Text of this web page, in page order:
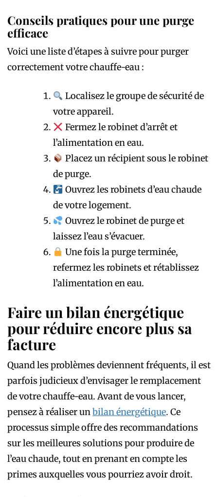
Conseils pratiques pour une purge
efficace
Voici une liste d’étapes à suivre pour purger
correctement votre chauffe-eau :
Localisez le groupe de sécurité de
votre appareil.
Fermez le robinet d’arrêt et
l’alimentation en eau.
Placez un récipient sous le robinet
de purge.
Ouvrez les robinets d’eau chaude
de votre logement.
Ouvrez le robinet de purge et
laissez l’eau s’évacuer.
Une fois la purge terminée,
refermez les robinets et rétablissez
l’alimentation en eau.
Faire un bilan énergétique
pour réduire encore plus sa
facture
Quand les problèmes deviennent fréquents, il est
parfois judicieux d’envisager le remplacement
de votre chauffe-eau. Avant de vous lancer,
pensez à réaliser unbilan énergétique. Ce
processus simple offre des recommandations
sur les meilleures solutions pour produire de
l’eau chaude, tout en prenant en compte les
primes auxquelles vous pourriez avoir droit.